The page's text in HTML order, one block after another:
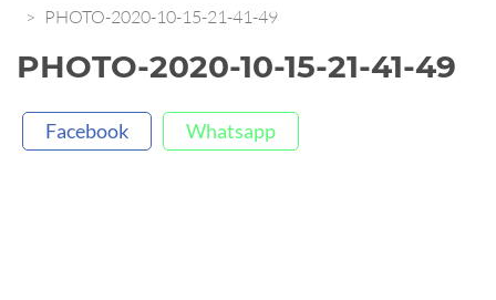
> PHOTO-2020-10-15-21-41-49
PHOTO-2020-10-15-21-41-49
Facebook Whatsapp